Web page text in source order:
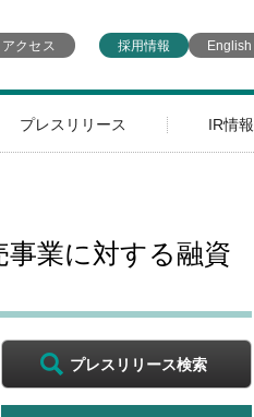
アクセス 採用情報 English
プレスリリース IR情報
業に対する融資
プレスリリース検索